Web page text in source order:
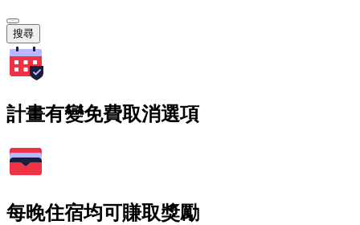
搜尋
計畫有變免費取消選項
每晚住宿均可賺取獎勵